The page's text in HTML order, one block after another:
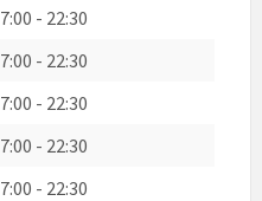
7:00 - 22:30
7:00 - 22:30
7:00 - 22:30
7:00 - 22:30
7:00 - 22:30